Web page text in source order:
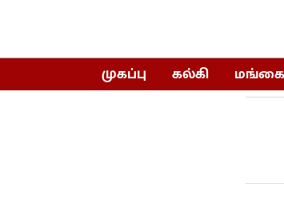
முகப்பு கல்கி